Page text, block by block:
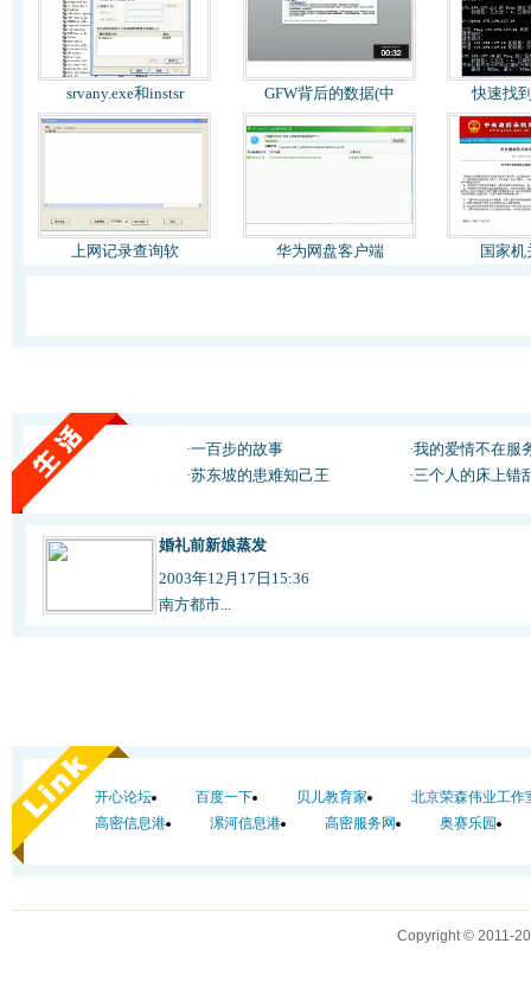
srvany.exe和instsr GFW背后的数据(中 快速找
上网记录查询软 华为网盘客户端 国家机
·一百步的故事 ·我的爱情不在服
·苏东坡的患难知己王 ·三个人的床上错
婚礼前新娘蒸发
2003年12月17日15:36
南方都市...
开心论坛 百度一下 贝儿教育家
北京荣森伟业工作
高密信息港
漯河信息港 高密服务网 奥赛乐园
Copyright © 2011-